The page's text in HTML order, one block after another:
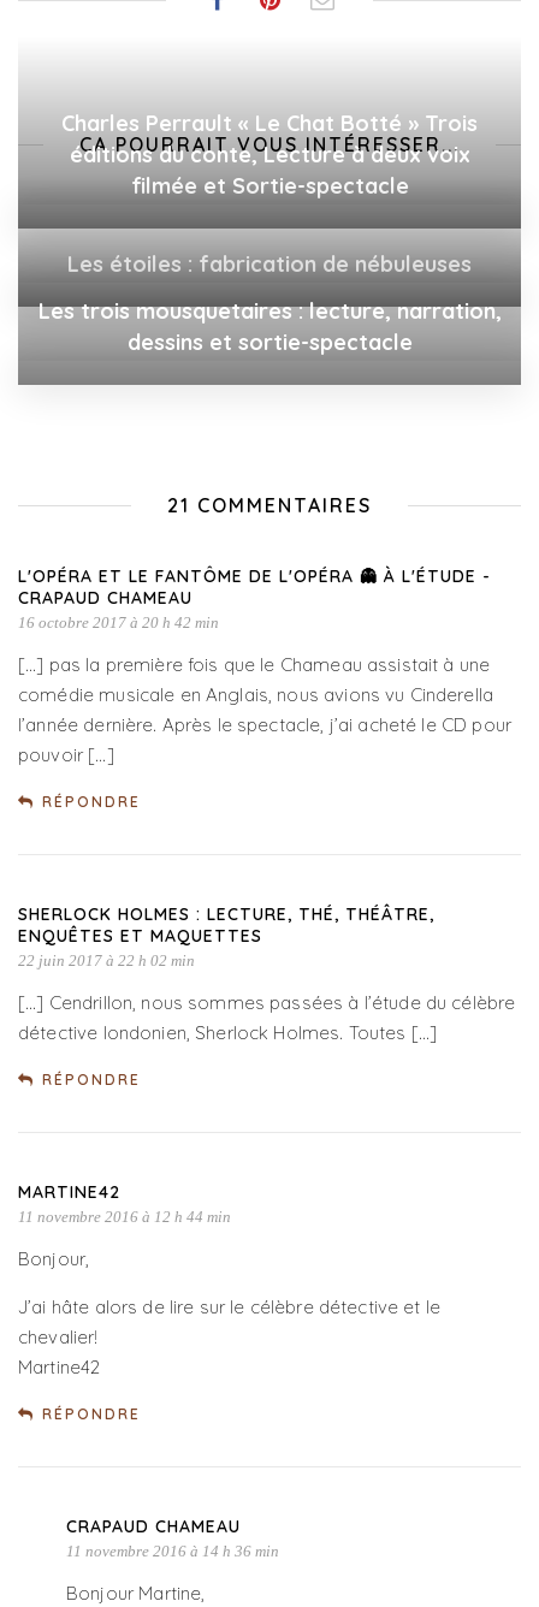
ÇA POURRAIT VOUS INTÉRESSER...
Charles Perrault « Le Chat Botté » Trois
éditions du conte, Lecture à deux voix
filmée et Sortie-spectacle
Les étoiles : fabrication de nébuleuses
Les trois mousquetaires : lecture, narration,
dessins et sortie-spectacle
21 COMMENTAIRES
L'OPÉRA ET LE FANTÔME DE L'OPÉRA 👻 À L'ÉTUDE -
CRAPAUD CHAMEAU
16 octobre 2017 à 20 h 42 min
[…] pas la première fois que le Chameau assistait à une
comédie musicale en Anglais, nous avions vu Cinderella
l’année dernière. Après le spectacle, j’ai acheté le CD pour
pouvoir […]
RÉPONDRE
SHERLOCK HOLMES : LECTURE, THÉ, THÉÂTRE,
ENQUÊTES ET MAQUETTES
22 juin 2017 à 22 h 02 min
[…] Cendrillon, nous sommes passées à l’étude du célèbre
détective londonien, Sherlock Holmes. Toutes […]
RÉPONDRE
MARTINE42
11 novembre 2016 à 12 h 44 min
Bonjour,
J’ai hâte alors de lire sur le célèbre détective et le
chevalier!
Martine42
RÉPONDRE
CRAPAUD CHAMEAU
11 novembre 2016 à 14 h 36 min
Bonjour Martine,